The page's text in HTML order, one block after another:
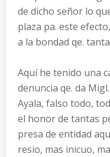
de dicho señor lo
plaza pa. este
a la bondad qe.
Aquí he tenido una
denuncia qe. da
Ayala, falso todo,
el honor de tantas
presa de entidad
resio, mas inicuo,